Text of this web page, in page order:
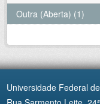
Outra (Aberta) (1)
Universidade Federal